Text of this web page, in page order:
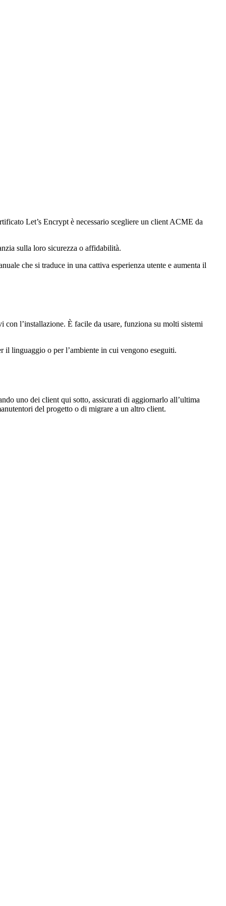
Let’s Encrypt è necessario scegliere un client ACME da
sulla loro sicurezza o affidabilità.
che si traduce in una cattiva esperienza utente e aumenta il
con l’installazione. È facile da usare, funziona su molti sistemi
il linguaggio o per l’ambiente in cui vengono eseguiti.
uno dei client qui sotto, assicurati di aggiornarlo all’ultima
del progetto o di migrare a un altro client.